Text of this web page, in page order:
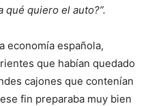
qué quiero el auto?”.
economía española,
que habían quedado
cajones que contenían
fin preparaba muy bien